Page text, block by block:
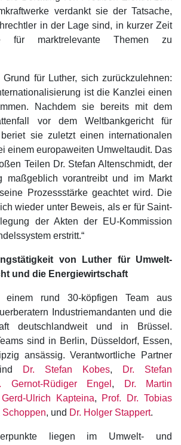
verdankt sie der Tatsache,
in der Lage sind, in kurzer Zeit
für marktrelevante Themen zu
für Luther, sich zurückzulehnen:
ist die Kanzlei einen
Nachdem sie bereits mit dem
vor dem Weltbankgericht für
sie zuletzt einen internationalen
einem europaweiten Umweltaudit. Das
Teilen Dr. Stefan Altenschmidt, der
maßgeblich vorantreibt und im Markt
Prozessstärke geachtet wird. Die
wieder unter Beweis, als er für Saint-
der Akten der EU-Kommission
erstritt.“
von Luther für Umwelt-
und die Energiewirtschaft
einem rund 30-köpfigen Team aus
Industriemandanten und die
deutschlandweit und in Brüssel.
sind in Berlin, Düsseldorf, Essen,
ansässig. Verantwortliche Partner
Dr. Stefan Kobes,
Dr. Stefan
Gernot-Rüdiger Engel ,
Dr. Martin
Ulrich Kapteina, Prof. Dr. Tobias
, und Dr. Holger Stappert.
liegen im Umwelt- und